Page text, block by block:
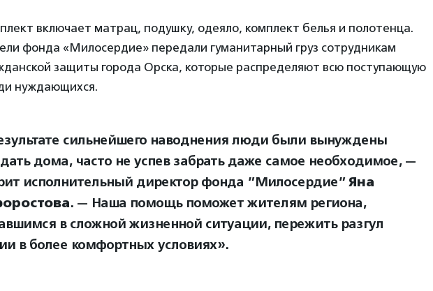
включает матрац, подушку, одеяло, комплект белья и полотенца.
фонда «Милосердие» передали гуманитарный груз сотрудникам
защиты города Орска, которые распределяют всю поступающую
нуждающихся.
сильнейшего наводнения люди были вынуждены
дома, часто не успев забрать даже самое необходимое, —
исполнительный директор фонда ”Милосердие”Яна
. — Наша помощь поможет жителям региона,
в сложной жизненной ситуации, пережить разгул
в более комфортных условиях».